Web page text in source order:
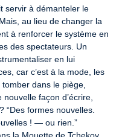
servir à démanteler le
au lieu de changer la
à renforcer le système en
des spectateurs. Un
en lui
car c’est à la mode, les
dans le piège,
façon d’écrire,
“Des formes nouvelles.
! — ou rien.”